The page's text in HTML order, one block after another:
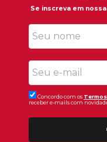
Se inscreva em
Concordo com os
receber e-mails com